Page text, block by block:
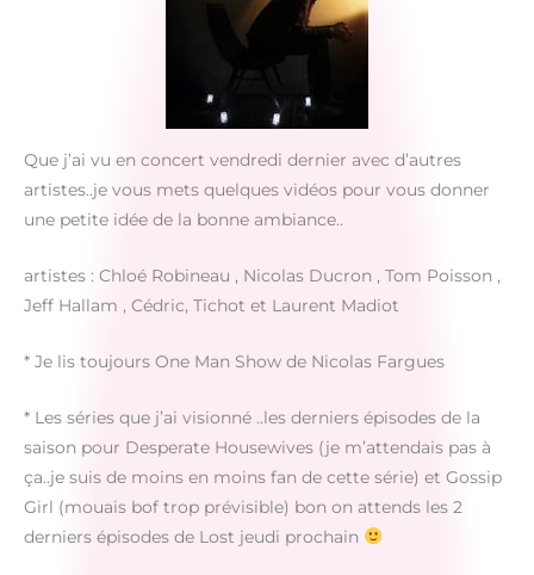
Que j’ai vu en concert vendredi dernier avec d’autres
artistes..je vous mets quelques vidéos pour vous donner
une petite idée de la bonne ambiance..
artistes : Chloé Robineau , Nicolas Ducron , Tom Poisson ,
Jeff Hallam , Cédric, Tichot et Laurent Madiot
* Je lis toujours One Man Show de Nicolas Fargues
* Les séries que j’ai visionné ..les derniers épisodes de la
saison pour Desperate Housewives (je m’attendais pas à
ça..je suis de moins en moins fan de cette série) et Gossip
Girl (mouais bof trop prévisible) bon on attends les 2
derniers épisodes de Lost jeudi prochain